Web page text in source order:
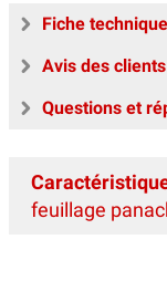
Fiche technique
Avis des clients
Questions et
feuillage